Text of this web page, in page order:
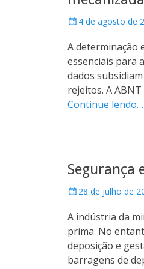
P
s
t
e
o
n
4 de agosto de
A determinação
essenciais para
dados
rejeitos. A
Continue
Segurança
P
s
t
e
d
28 de julho de
A indústria da
prima. No
deposição e
barragens de